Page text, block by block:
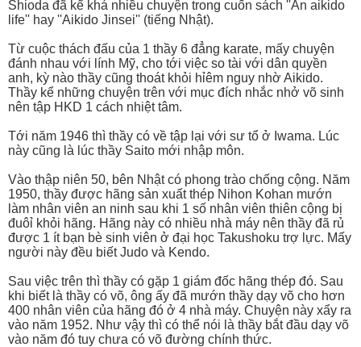
Shioda đã kể khá nhiều chuyện trong cuốn sách ''An aikido
life'' hay ''Aikido Jinsei'' (tiếng Nhật).
Từ cuộc thách đấu của 1 thầy 6 đẳng karate, mấy chuyện
đánh nhau với lính Mỹ, cho tới việc so tài với dân quyền
anh, kỳ nào thầy cũng thoát khỏi hỉêm nguy nhờ Aikido.
Thầy kể những chuyện trên với mục đích nhắc nhở võ sinh
nên tập HKD 1 cách nhiệt tâm.
Tới năm 1946 thì thầy có về tập lại với sư tổ ở Iwama. Lúc
này cũng là lúc thầy Saito mới nhập môn.
Vào thập niên 50, bên Nhật có phong trào chống cộng. Năm
1950, thầy được hãng sản xuất thép Nihon Kohan mướn
làm nhân viên an ninh sau khi 1 số nhân viên thiên cộng bị
đuôỉ khỏi hãng. Hãng này có nhiều nhà máy nên thầy đã rủ
được 1 ít bạn bè sinh viên ở đại học Takushoku trợ lực. Mấy
người này đều biết Judo và Kendo.
Sau việc trên thì thầy có gặp 1 giám đốc hãng thép đó. Sau
khi biết là thầy có võ, ông ấy đã mướn thầy dạy võ cho hơn
400 nhân viên của hãng đó ở 4 nhà máy. Chuyện này xẩy ra
vào năm 1952. Như vậy thì có thể nói là thầy bắt đầu dạy võ
vào năm đó tuy chưa có võ đường chính thức.